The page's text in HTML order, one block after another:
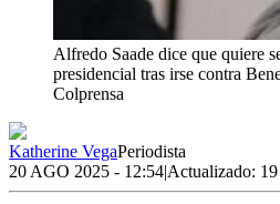
Alfredo Saade dice que quiere
presidencial tras irse contra
Colprensa
Katherine VegaPeriodista
20 AGO 2025 - 12:54|Actualizado: